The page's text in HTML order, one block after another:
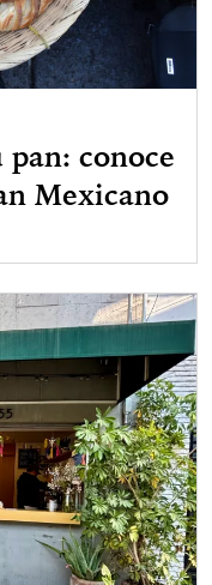
conoce
Mexicano